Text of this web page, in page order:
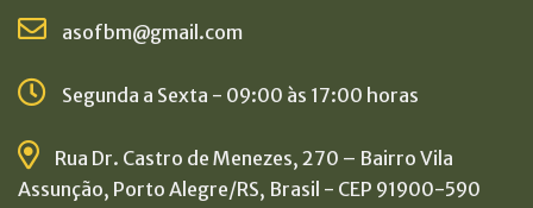
asofbm@gmail.com
Segunda a Sexta - 09:00 às 17:00 horas
Rua Dr. Castro de Menezes, 270 – Bairro Vila
Assunção, Porto Alegre/RS, Brasil - CEP 91900-590